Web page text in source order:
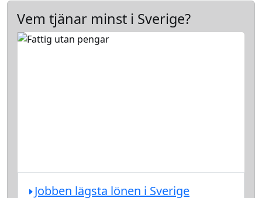
Vem tjänar minst i Sverige?
Jobben lägsta lönen i Sverige